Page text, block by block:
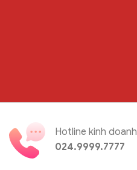
Hotline kinh doanh
024.9999.7777